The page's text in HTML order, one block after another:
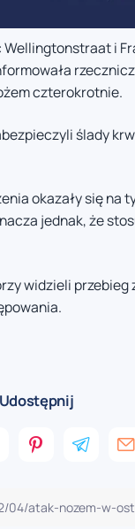
Wellingtonstraat i
czterokrotnie.
ślady
okazały się na
jednak, że
widzieli przebieg
Udostępnij